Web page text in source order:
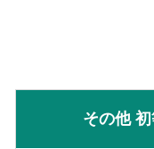
その他